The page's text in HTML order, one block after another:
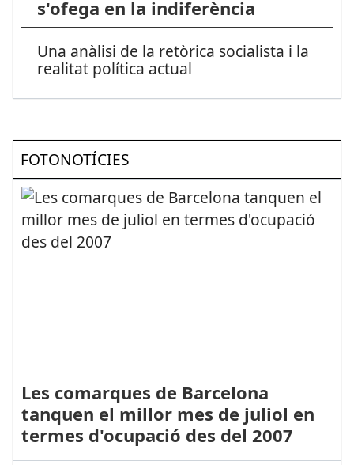
s'ofega en la indiferència
Una anàlisi de la retòrica socialista i la
realitat política actual
FOTONOTÍCIES
Les comarques de Barcelona
tanquen el millor mes de juliol en
termes d'ocupació des del 2007